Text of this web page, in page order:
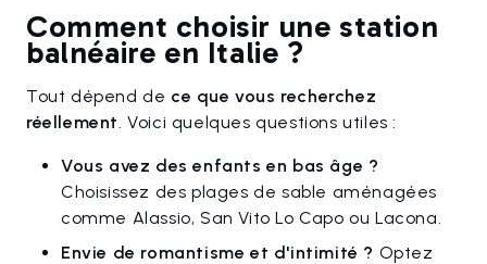
Comment choisir une station
balnéaire en Italie ?
Tout dépend de ce que vous recherchez
réellement. Voici quelques questions utiles :
Vous avez des enfants en bas âge ?
Choisissez des plages de sable aménagées
comme Alassio, San Vito Lo Capo ou Lacona.
Envie de romantisme et d'intimité ? Optez